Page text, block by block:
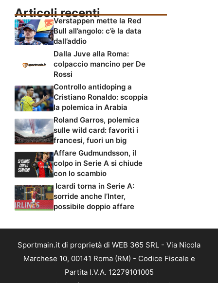
Articoli recenti
Verstappen mette la Red
Bull all’angolo: c’è la data
dall’addio
Dalla Juve alla Roma:
colpaccio mancino per De
Rossi
Controllo antidoping a
Cristiano Ronaldo: scoppia
la polemica in Arabia
Roland Garros, polemica
sulle wild card: favoriti i
francesi, fuori un big
Affare Gudmundsson, il
colpo in Serie A si chiude
con lo scambio
Icardi torna in Serie A:
sorride anche l’Inter,
possibile doppio affare
Sportmain.it di proprietà di WEB 365 SRL - Via Nicola
Marchese 10, 00141 Roma (RM) - Codice Fiscale e
Partita I.V.A. 12279101005